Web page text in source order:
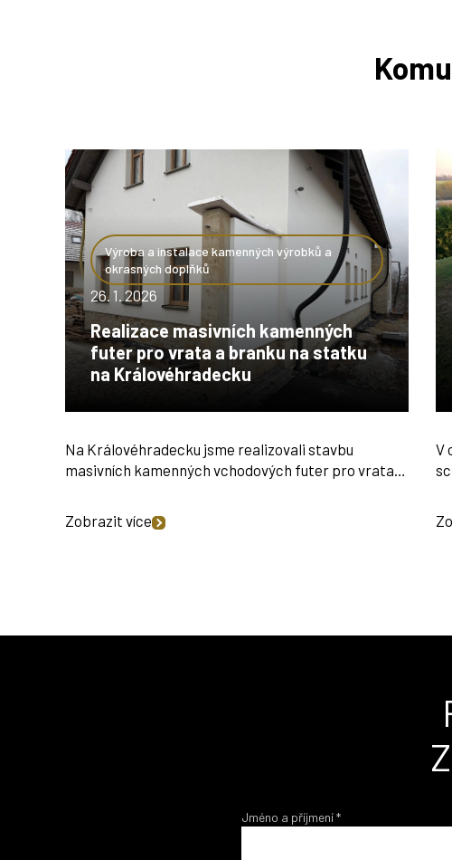
Výroba a instalace kamenných výrobků a
okrasných doplňků
26. 1. 2026
Realizace masivních kamenných
futer pro vrata a branku na statku
na Královéhradecku
Na Královéhradecku jsme realizovali stavbu
masivních kamenných vchodových futer pro vrata…
Zobrazit více
V
Jméno a příjmení*